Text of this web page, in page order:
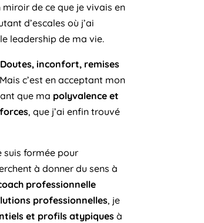
de ce que je vivais en
d’escales où j’ai
leadership de ma vie.
Doutes, inconfort, remises
c’est en acceptant mon
que ma polyvalence et
, que j’ai enfin trouvé
formée pour
à donner du sens à
professionnelle
professionnelles, je
et profils atypiquesà